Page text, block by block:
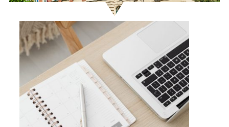
Kontakt